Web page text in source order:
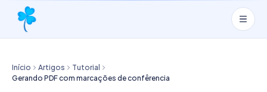
Início Artigos
Tutorial
Gerando PDF com marcações de confêrencia